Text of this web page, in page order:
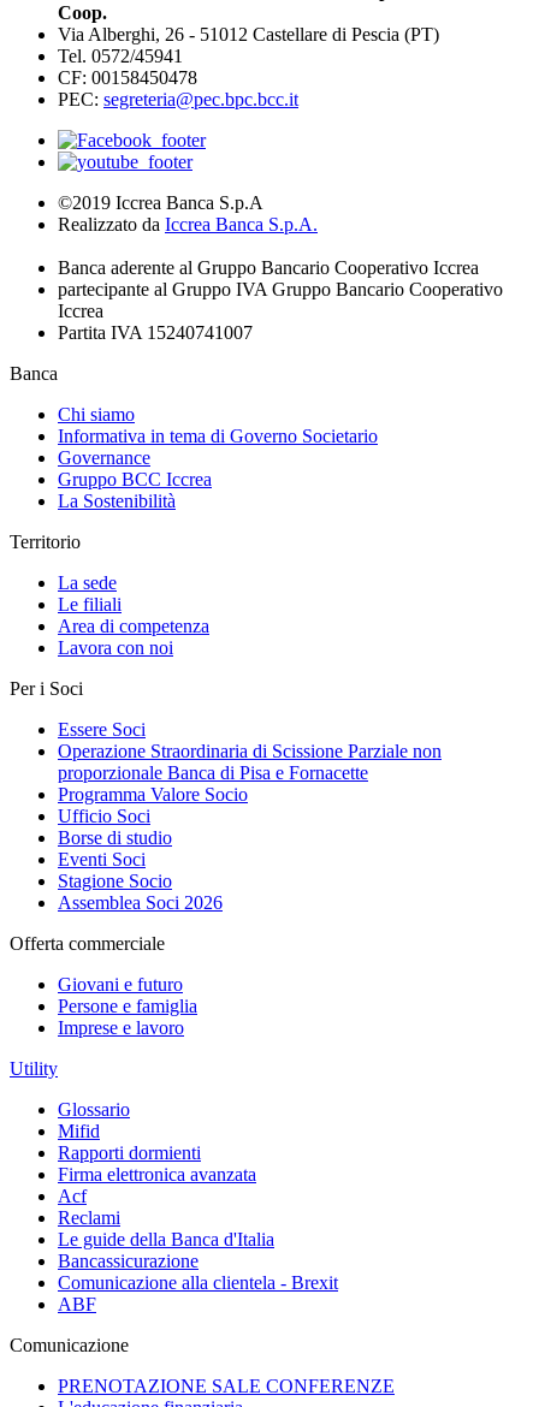
Coop.
Via Alberghi, 26 - 51012 Castellare di Pescia (PT)
Tel. 0572/45941
CF: 00158450478
PEC: segreteria@pec.bpc.bcc.it
©2019 Iccrea Banca S.p.A
Realizzato da Iccrea Banca S.p.A.
Banca aderente al Gruppo Bancario Cooperativo Iccrea
partecipante al Gruppo IVA Gruppo Bancario Cooperativo
Iccrea
Partita IVA 15240741007
Banca
Chi siamo
Informativa in tema di Governo Societario
Governance
Gruppo BCC Iccrea
La Sostenibilità
Territorio
La sede
Le filiali
Area di competenza
Lavora con noi
Per i Soci
Essere Soci
Operazione Straordinaria di Scissione Parziale non
proporzionale Banca di Pisa e Fornacette
Programma Valore Socio
Ufficio Soci
Borse di studio
Eventi Soci
Stagione Socio
Assemblea Soci 2026
Offerta commerciale
Giovani e futuro
Persone e famiglia
Imprese e lavoro
Utility
Glossario
Mifid
Rapporti dormienti
Firma elettronica avanzata
Acf
Reclami
Le guide della Banca d'Italia
Bancassicurazione
Comunicazione alla clientela - Brexit
ABF
Comunicazione
PRENOTAZIONE SALE CONFERENZE